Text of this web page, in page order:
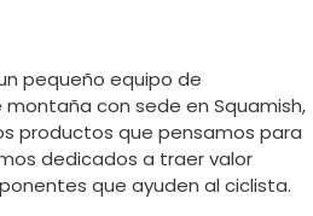
pequeño equipo de
con sede en Squamish,
productos que pensamos para
dedicados a traer valor
que ayuden al ciclista.